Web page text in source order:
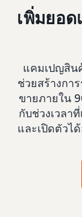
เพิ่มยอด
แคมเปญสิน
ช่วยสร้างกา
ขายภายใน
กับช่วงเวลา
และเปิดตัวไ